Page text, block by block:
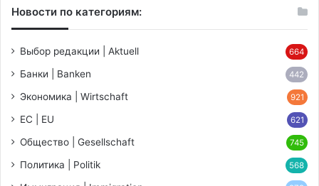
Новости по категориям:
Выбор редакции | Aktuell 664
Банки | Banken 442
Экономика | Wirtschaft 921
ЕС | EU 621
Общество | Gesellschaft 745
Политика | Politik 568